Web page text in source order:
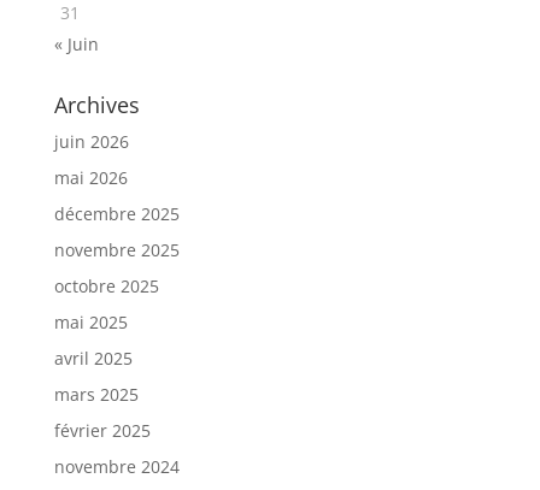
31
« Juin
Archives
juin 2026
mai 2026
décembre 2025
novembre 2025
octobre 2025
mai 2025
avril 2025
mars 2025
février 2025
novembre 2024